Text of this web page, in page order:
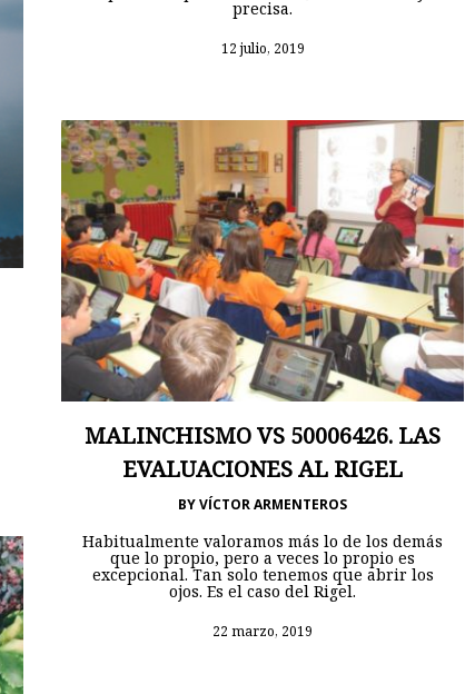
precisa.
12 julio, 2019
MALINCHISMO VS 50006426. LAS
EVALUACIONES AL RIGEL
BYVÍCTOR ARMENTEROS
Habitualmente valoramos más lo de los demás
que lo propio, pero a veces lo propio es
excepcional. Tan solo tenemos que abrir los
ojos. Es el caso del Rigel.
22 marzo, 2019